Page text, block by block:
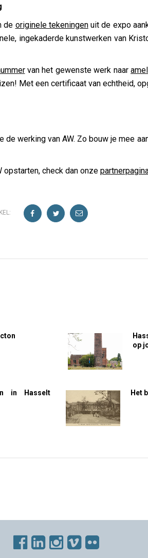
de originele tekeningenuit de expo
ingekaderde kunstwerken van
van het gewenste werk naar
Met een certificaat van echtheid,
werking van AW. Zo bouw je mee
opstarten, check dan onze
op
in Hasselt
Het